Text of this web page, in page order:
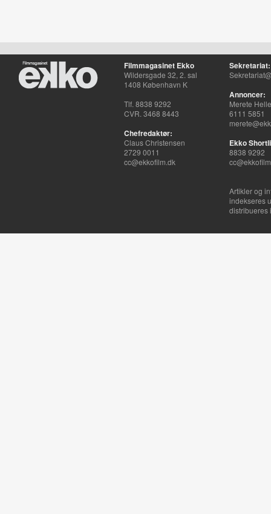
Filmmagasinet Ekko
Wildersgade 32, 2. sal
1408 København K
Tlf. 8838 9292
CVR. 3468 8443
Chefredaktør:
Claus Christensen
2729 0011
cc@ekkofilm.dk
Sekretariat:
Annoncer:
Merete
6111 5851
Ekko
8838 9292
Artikler og
indekseres
distribueres